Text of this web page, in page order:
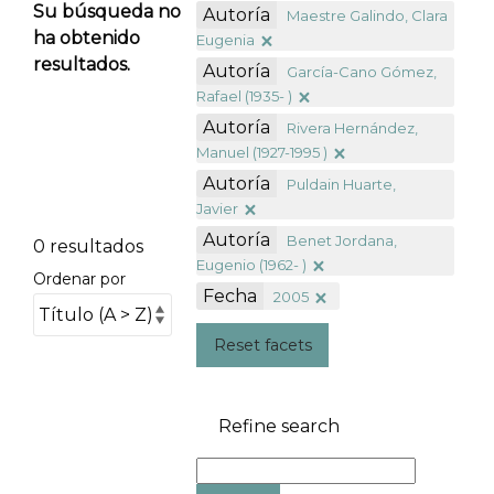
Su búsqueda no
ha obtenido
resultados.
0 resultados
Ordenar por
Autoría
Maestre Galindo, Clara
Eugenia
Autoría
García-Cano Gómez,
Rafael (1935- )
Autoría
Rivera Hernández,
Manuel (1927-1995 )
Autoría
Puldain Huarte,
Javier
Autoría
Benet Jordana,
Eugenio (1962- )
Fecha 2005
Reset facets
Refine search